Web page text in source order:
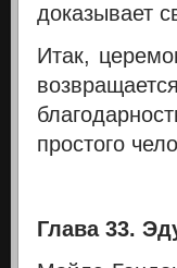
доказывает
Итак,
простого
Глава 33.